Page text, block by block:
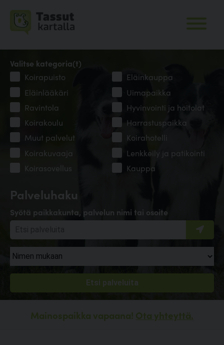
Palveluhaku
Syötä paikkakunta, palvelun nimi tai osoite
Valitse kategoria(t)
Koirapuisto
Eläinkauppa
Eläinlääkäri
Uimapaikka
Ravintola
Hyvinvointi ja hoitolat
Koirakoulu
Harrastuspaikka
Muut palvelut
Koirahotelli
Koirakuvaaja
Lenkkeily ja patikointi
Koirasovellus
Kauppa
Mainospaikka vapaana! Ota yhteyttä.